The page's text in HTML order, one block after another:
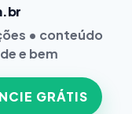
• conteúdo
e bem
GRÁTIS